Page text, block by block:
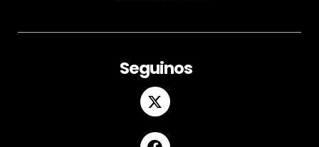
Seguinos